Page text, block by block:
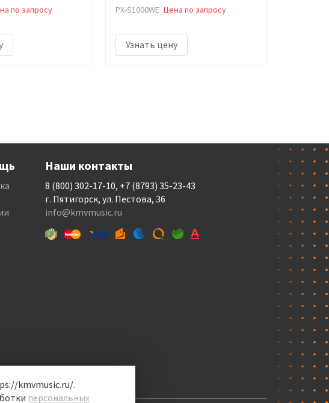
по запросу
PX-S1000WE Цена по запросу
Узнать цену
Наши контакты
8 (800) 302-17-10, +7 (8793) 35-23-43
г. Пятигорск, ул. Пестова, 36
info@kmvmusic.ru
kmvmusic.ru/.
персональных